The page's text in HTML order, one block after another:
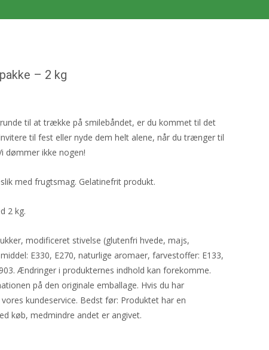
– 2 kg
til at trække på smilebåndet, er du kommet til det
til fest eller nyde dem helt alene, når du trænger til
dømmer ikke nogen!
med frugtsmag. Gelatinefrit produkt.
2 kg.
modificeret stivelse (glutenfri hvede, majs,
E330, E270, naturlige aromaer, farvestoffer: E133,
Ændringer i produkternes indhold kan forekomme.
på den originale emballage. Hvis du har
kundeservice. Bedst før: Produktet har en
køb, medmindre andet er angivet.